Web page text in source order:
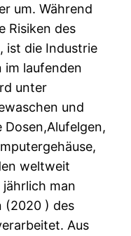
um. Während
Risiken des
ist die Industrie
im laufenden
unter
und
weltweit
man
(2020 ) des
Aus